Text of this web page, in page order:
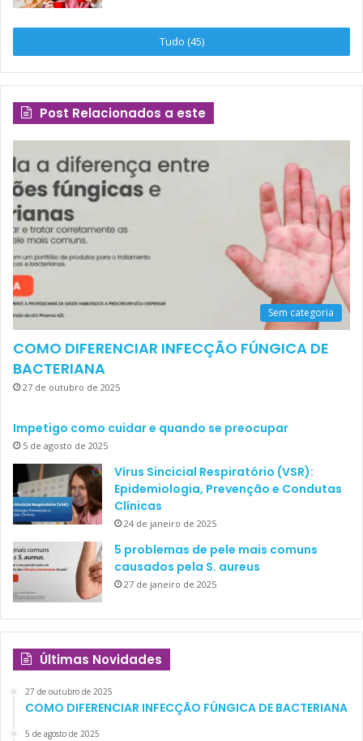
Tudo (45)
Post Relacionados a este
Sem categoria
COMO DIFERENCIAR INFECÇÃO FÚNGICA DE
BACTERIANA
27 de outubro de 2025
Impetigo como cuidar e quando se preocupar
5 de agosto de 2025
Vírus Sincicial Respiratório (VSR):
Epidemiologia, Prevenção e Condutas
Clínicas
24 de janeiro de 2025
5 problemas de pele mais comuns
causados pela S. aureus
27 de janeiro de 2025
Últimas Novidades
27 de outubro de 2025
COMO DIFERENCIAR INFECÇÃO FÚNGICA DE BACTERIANA
5 de agosto de 2025